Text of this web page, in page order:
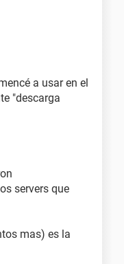
a usar en el
"descarga
servers que
mas) es la